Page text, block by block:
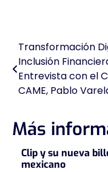
Navegación
de
entradas
Transformación
Inclusión
Entrevista con el
CAME, Pablo
Más
Clip y su nueva
mexicano